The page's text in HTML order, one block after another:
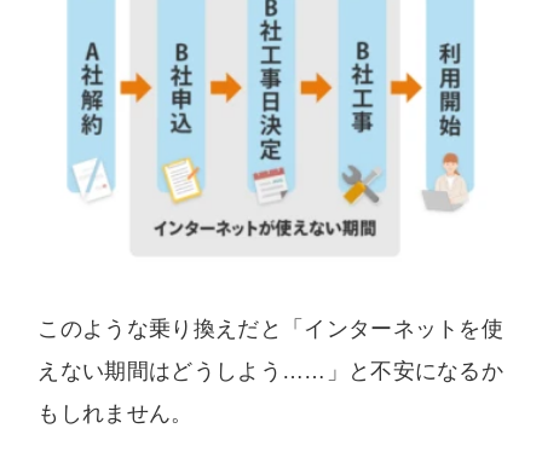
このような乗り換えだと「インターネットを使
えない期間はどうしよう……」と不安になるか
もしれません。